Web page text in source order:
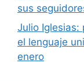
sus
Julio Iglesias:
el lenguaje
enero